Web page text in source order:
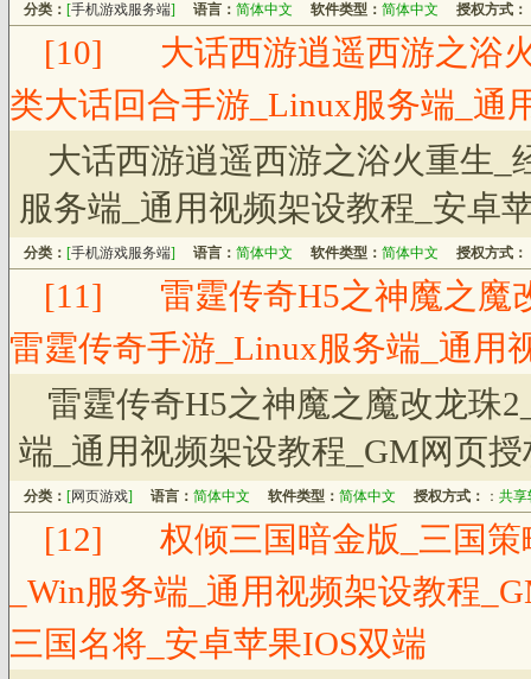
分类： [手机游戏服务端] 语言： 简体中文 软件类型： 简体中文 授权方式：
[10]
大话西游逍遥西游之浴
类大话回合手游_Linux服务端_通
大话西游逍遥西游之浴火重生
服务端_通用视频架设教程_安卓
分类： [手机游戏服务端] 语言： 简体中文 软件类型： 简体中文 授权方式：
[11]
雷霆传奇H5之神魔之魔
雷霆传奇手游_Linux服务端_通用
雷霆传奇H5之神魔之魔改龙珠
端_通用视频架设教程_GM网页
分类： [网页游戏] 语言： 简体中文 软件类型： 简体中文 授权方式： ： 共享
[12]
权倾三国暗金版_三国
_Win服务端_通用视频架设教程
三国名将_安卓苹果IOS双端